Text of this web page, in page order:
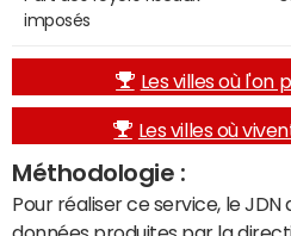
imposés
Les villes où l'on
Les villes où
Méthodologie :
Pour réaliser ce service, le